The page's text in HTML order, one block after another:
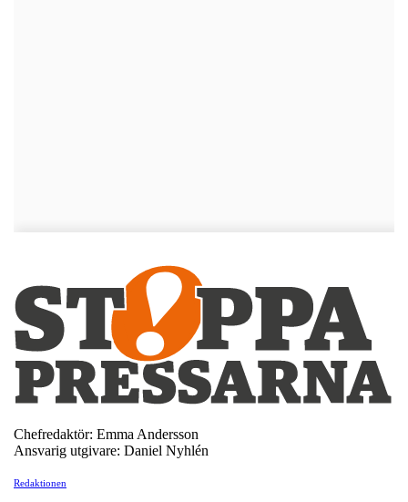
Chefredaktör: Emma Andersson
Ansvarig utgivare: Daniel Nyhlén
Redaktionen